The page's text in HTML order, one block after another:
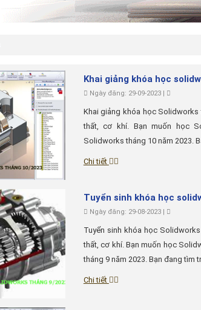
Khai giảng khóa học
Ngày đăng: 29-09-2023 |
Khai giảng khóa học Solidworks
thất, cơ khí. Bạn muốn học
Solidworks tháng 10 năm 2023.
Chi tiết
Tuyển sinh khóa học
Ngày đăng: 29-08-2023 |
Tuyển sinh khóa học
thất, cơ khí. Bạn muốn học
tháng 9 năm 2023. Bạn đang tìm
Chi tiết